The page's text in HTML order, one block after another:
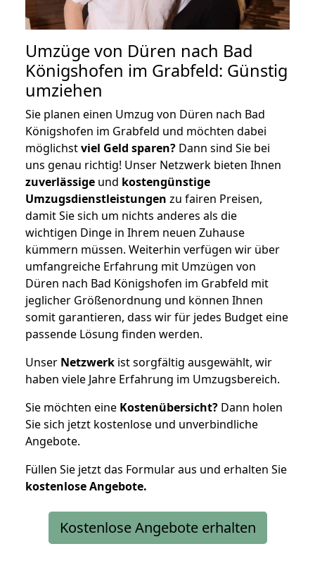
Umzüge von Düren nach Bad
Königshofen im Grabfeld: Günstig
umziehen
Sie planen einen Umzug von Düren nach Bad
Königshofen im Grabfeld und möchten dabei
möglichstviel Geld sparen? Dann sind Sie bei
uns genau richtig! Unser Netzwerk bieten Ihnen
zuverlässige und kostengünstige
Umzugsdienstleistungen zu fairen Preisen,
damit Sie sich um nichts anderes als die
wichtigen Dinge in Ihrem neuen Zuhause
kümmern müssen. Weiterhin verfügen wir über
umfangreiche Erfahrung mit Umzügen von
Düren nach Bad Königshofen im Grabfeld mit
jeglicher Größenordnung und können Ihnen
somit garantieren, dass wir für jedes Budget eine
passende Lösung finden werden.
Unser Netzwerk ist sorgfältig ausgewählt, wir
haben viele Jahre Erfahrung im Umzugsbereich.
Sie möchten eine Kostenübersicht? Dann holen
Sie sich jetzt kostenlose und unverbindliche
Angebote.
Füllen Sie jetzt das Formular aus und erhalten Sie
kostenloseAngebote.
Kostenlose Angebote erhalten